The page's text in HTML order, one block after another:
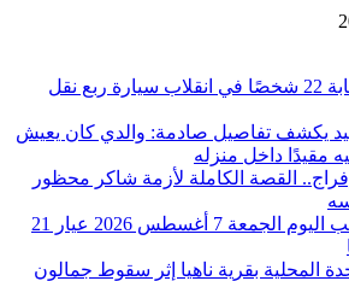
مصرع سيدة وإصابة 22 شخصًا في انقلاب سيارة ربع نقل
يكشف تفاصيل صادمة: والدي كان يعيش
مقيدًا داخل منزله
القصة الكاملة لأزمة شاكر محظور
ارتفاع أسعار الذهب اليوم الجمعة 7 أغسطس 2026 عيار 21
المحلية بقرية ناهيا إثر سقوط جمالون